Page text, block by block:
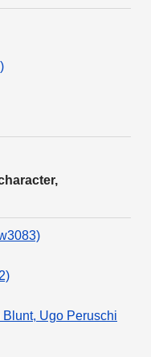
Ugo Peruschi